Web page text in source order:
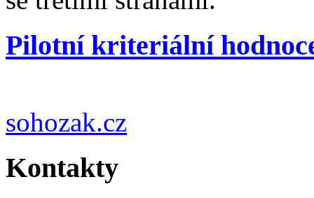
Pilotní kriteriální
sohozak.cz
Kontakty